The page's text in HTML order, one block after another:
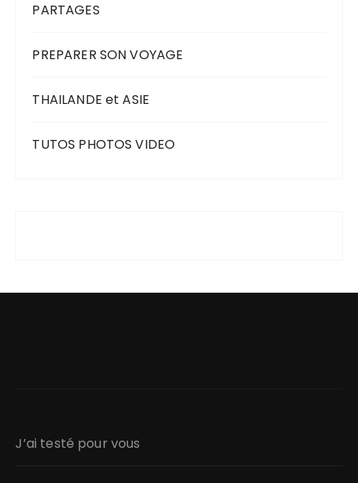
PARTAGES
PREPARER SON VOYAGE
THAILANDE et ASIE
TUTOS PHOTOS VIDEO
J’ai testé pour vous